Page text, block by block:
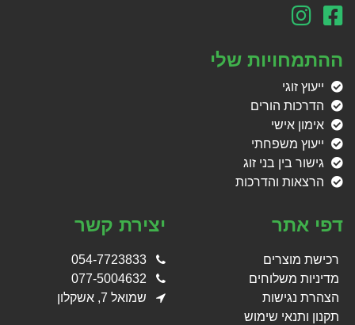
ההתמחויות שלי
ייעוץ זוגי
הדרכות הורים
אימון אישי
ייעוץ משפחתי
גישור בין בני זוג
הרצאות והדרכות
דפי אתר
רכישת מוצרים
מדיניות משלוחים
הצהרת נגישות
תקנון ותנאי שימוש
יצירת קשר
054-7723833
077-5004632
שמואל 7, אשקלון